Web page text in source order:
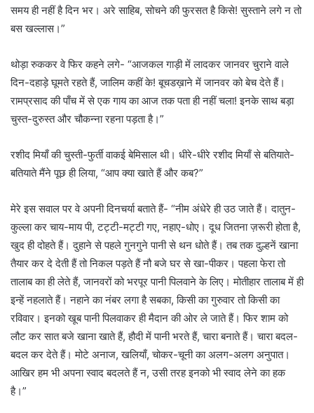
समय ही नहीं है दिन भर। अरे साहिब, सोचने की फुरसत है किसे! सुस्ताने लगे न तो
बस खल्लास।”
थोड़ा रुककर वे फिर कहने लगे- “आजकल गाड़ी में लादकर जानवर चुराने वाले
दिन-दहाड़े घूमते रहते हैं, जालिम कहीं के! बूचडख़ाने में जानवर को बेच देते हैं।
रामप्रसाद की पाँच में से एक गाय का आज तक पता ही नहीं चला! इनके साथ बड़ा
चुस्त-दुरुस्त और चौकन्ना रहना पड़ता है।”
रशीद मियाँ की चुस्ती-फुर्ती वाकई बेमिसाल थी। धीरे-धीरे रशीद मियाँ से बतियाते-
बतियाते मैंने पूछ ही लिया, “आप क्या खाते हैं और कब?”
मेरे इस सवाल पर वे अपनी दिनचर्या बताते हैं- “नीम अंधेरे ही उठ जाते हैं। दातुन-
कुल्ला कर चाय-माय पी, टट्टी-मट्टी गए, नहाए-धोए। दूध जितना ज़रूरी होता है,
खुद ही दोहते हैं। दुहाने से पहले गुनगुने पानी से थन धोते हैं। तब तक दुल्हनें खाना
तैयार कर दे देती हैं तो निकल पड़ते हैं नौ बजे घर से खा-पीकर। पहला फेरा तो
तालाब का ही लेते हैं, जानवरों को भरपूर पानी पिलवाने के लिए। मोतीहार तालाब में ही
इन्हें नहलाते हैं। नहाने का नंबर लगा है सबका, किसी का गुरुवार तो किसी का
रविवार। इनको खूब पानी पिलवाकर ही मैदान की ओर ले जाते हैं। फिर शाम को
लौट कर सात बजे खाना खाते हैं, हौदी में पानी भरते हैं, चारा बनाते हैं। चारा बदल-
बदल कर देते हैं। मोटे अनाज, खलियाँ, चोकर-चूनी का अलग-अलग अनुपात।
आखिर हम भी अपना स्वाद बदलते हैं न, उसी तरह इनको भी स्वाद लेने का हक
है।”